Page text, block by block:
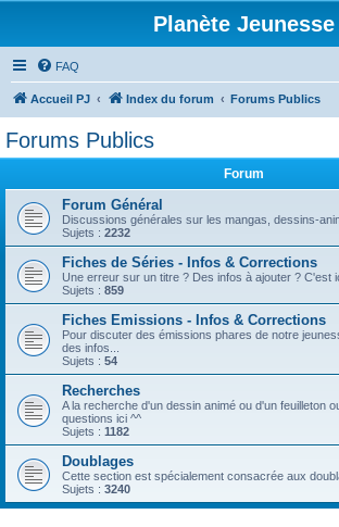
Planète Jeunesse
FAQ
Accueil PJ Index du forum Forums Publics
Forums Publics
Forum
Forum Général
Discussions générales sur les mangas, dessins-
Sujets : 2232
Fiches de Séries - Infos & Corrections
Une erreur sur un titre ? Des infos à ajouter ? C'est
Sujets : 859
Fiches Emissions - Infos & Corrections
Pour discuter des émissions phares de notre
des infos...
Sujets : 54
Recherches
A la recherche d'un dessin animé ou d'un feuilleton
questions ici ^^
Sujets : 1182
Doublages
Cette section est spécialement consacrée aux
Sujets : 3240